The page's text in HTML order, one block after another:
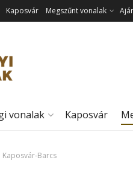
Kaposvár Megszűnt vonalak
vonalak Kaposvár
Kaposvár-Barcs